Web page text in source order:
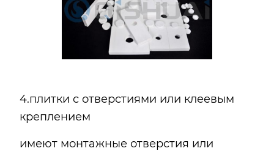
4.плитки с отверстиями или клеевым
креплением
имеют монтажные отверстия или